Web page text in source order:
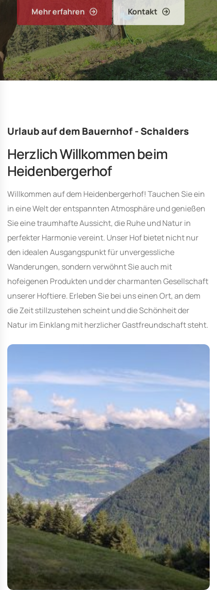
Mehr erfahren Kontakt
Mehr erfahren Kontakt
Mehr erfahren Kontakt
Mehr erfahren Kontakt
Urlaub auf dem Bauernhof - Schalders
Herzlich Willkommen beim
Heidenbergerhof
Willkommen auf dem Heidenbergerhof! Tauchen Sie ein
in eine Welt der entspannten Atmosphäre und genießen
Sie eine traumhafte Aussicht, die Ruhe und Natur in
perfekter Harmonie vereint. Unser Hof bietet nicht nur
den idealen Ausgangspunkt für unvergessliche
Wanderungen, sondern verwöhnt Sie auch mit
hofeigenen Produkten und der charmanten Gesellschaft
unserer Hoftiere. Erleben Sie bei uns einen Ort, an dem
die Zeit stillzustehen scheint und die Schönheit der
Natur im Einklang mit herzlicher Gastfreundschaft steht.